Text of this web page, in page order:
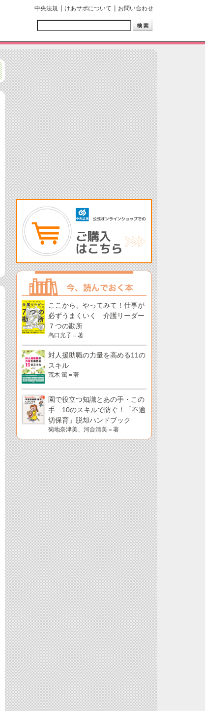
中央法規 けあサポについて お問い合わせ
ここから、やってみて！仕事が
必ずうまくいく 介護リーダー
７つの勘所
髙口光子＝著
対人援助職の力量を高める11の
スキル
荒木 篤＝著
園で役立つ知識とあの手・この
手 10のスキルで防ぐ！「不適
切保育」脱却ハンドブック
菊地奈津美、河合清美＝著